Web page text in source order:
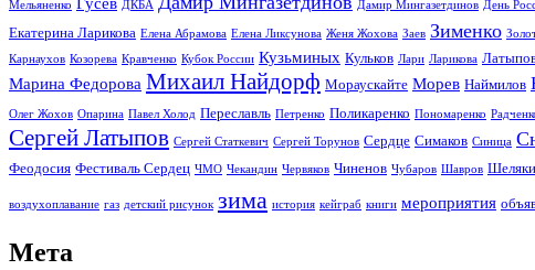
Мельяненко ДКБА Дамир Мингазетдинов День
Екатерина Ларикова Елена Абрамова Елена Ликсунова Женя Жохова Заев Зименко
Карнаухов Козорева Кравченко Кубок России Кузьминых Кульков Лари Ларикова
Марина Федорова Михаил Найдорф Мораускайте Морев Наймилов
Олег Жохов Опарина Павел Холод Переславль Петренко Поликаренко Пономаренко
Сергей Латыпов Сергей Статкевич Сергей Торунов Сердце Симаков Синица
Феодосия Фестиваль Сердец ЧМО Чекандин Червяков Чиненов Чубаров Шавров
воздухоплавание газ детский рисунок зима история кейграб книги мероприятия
Мета